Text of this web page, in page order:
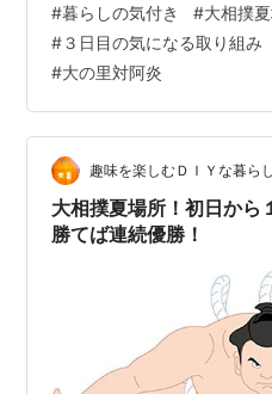
綱を破り３連勝とした。 こ
前の２人の表情や動きをみて
ぎてないかな？と一瞬思った
うりの落ち着いた表情で相
していたように見えた。 立
は一気に勝負を決めようと前
#暮らしの気付き #大相撲
#３日目の気になる取り組み
#大の里対阿炎
趣味を楽しむＤＩＹな暮らし
大相撲夏場所！初日から
勝てば連続優勝！